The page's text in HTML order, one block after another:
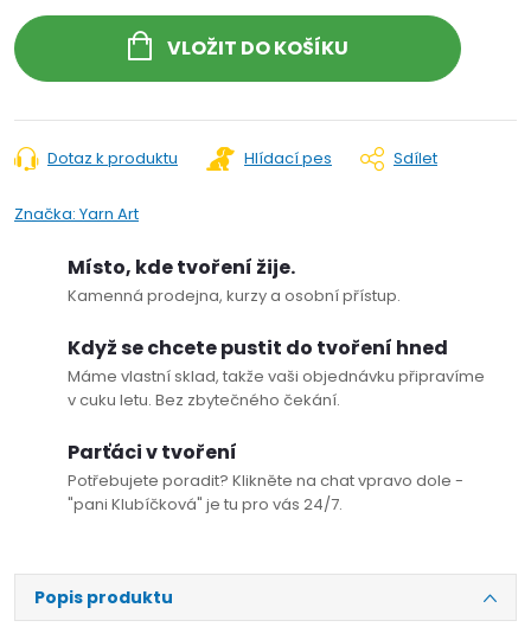
VLOŽIT DO KOŠÍKU
Dotaz k produktu Hlídací pes Sdílet
Značka: Yarn Art
Místo, kde tvoření žije.
Kamenná prodejna, kurzy a osobní přístup.
Když se chcete pustit do tvoření hned
Máme vlastní sklad, takže vaši objednávku připravíme
v cuku letu. Bez zbytečného čekání.
Parťáci v tvoření
Potřebujete poradit? Klikněte na chat vpravo dole -
"pani Klubíčková" je tu pro vás 24/7.
Popis produktu